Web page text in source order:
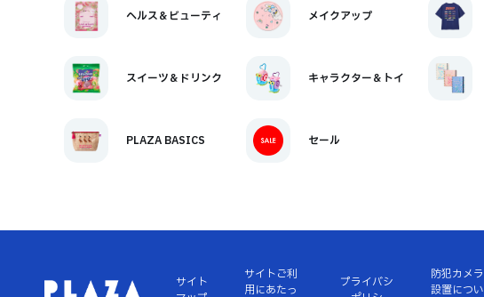
ヘルス＆ビューティ メイクアップ
スイーツ＆ドリンク キャラクター＆トイ
PLAZA BASICS セール
サイト
サイトご利
用にあたっ
プライバシ
防犯カメラ
設置につい